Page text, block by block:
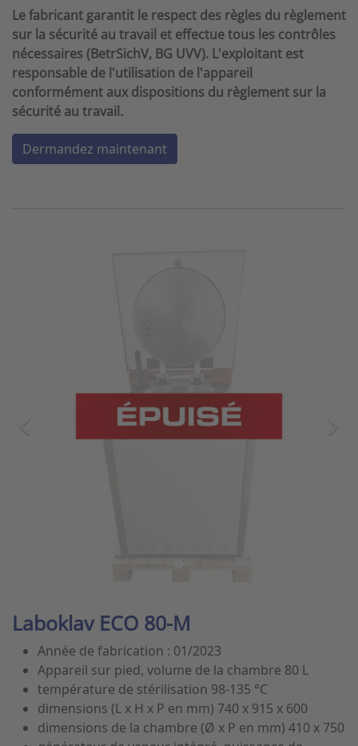
Le fabricant garantit le respect des règles du règlement
sur la sécurité au travail et effectue tous les contrôles
nécessaires (BetrSichV, BG UVV). L'exploitant est
responsable de l'utilisation de l'appareil
conformément aux dispositions du règlement sur la
sécurité au travail.
Dermandez maintenant
Laboklav ECO 80-M
Année de fabrication : 01/2023
Appareil sur pied, volume de la chambre 80 L
température de stérilisation 98-135 °C
dimensions (L x H x P en mm) 740 x 915 x 600
dimensions de la chambre (Ø x P en mm) 410 x 750